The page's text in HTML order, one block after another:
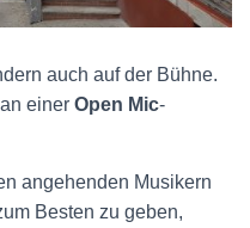
auch auf der Bühne.
einer Open Mic-
angehenden Musikern
Besten zu geben,